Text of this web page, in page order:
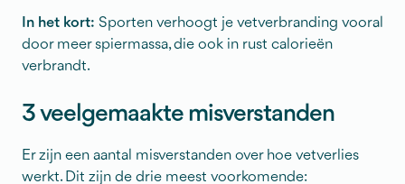
In het kort: Sporten verhoogt je vetverbranding vooral
door meer spiermassa, die ook in rust calorieën
verbrandt.
3 veelgemaakte misverstanden
Er zijn een aantal misverstanden over hoe vetverlies
werkt. Dit zijn de drie meest voorkomende: